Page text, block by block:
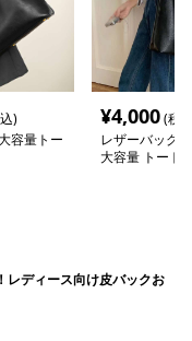
)
容量トー
¥4,000(税
レザーバッグ
大容量 トート
レディース向け皮バックお